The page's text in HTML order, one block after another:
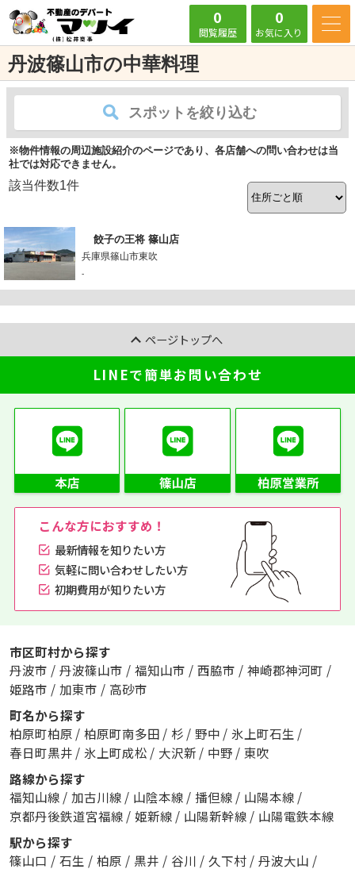
0
閲覧履歴
0
お気に入り
丹波篠山市の中華料理
スポットを絞り込む
※物件情報の周辺施設紹介のページであり、各店舗への問い合わせは当
社では対応できません。
該当件数1件
餃子の王将 篠山店
兵庫県篠山市東吹
-
ページトップへ
LINEで簡単お問い合わせ
こんな方におすすめ！
最新情報を知りたい方
気軽に問い合わせしたい方
初期費用が知りたい方
市区町村から探す
丹波市 / 丹波篠山市 / 福知山市 / 西脇市 / 神崎郡神河町 /
姫路市 / 加東市 / 高砂市
町名から探す
柏原町柏原 / 柏原町南多田 / 杉 / 野中 / 氷上町石生 /
春日町黒井 / 氷上町成松 / 大沢新 / 中野 / 東吹
路線から探す
福知山線 / 加古川線 / 山陰本線 / 播但線 / 山陽本線 /
京都丹後鉄道宮福線 / 姫新線 / 山陽新幹線 / 山陽電鉄本線
駅から探す
篠山口 / 石生 / 柏原 / 黒井 / 谷川 / 久下村 / 丹波大山 /